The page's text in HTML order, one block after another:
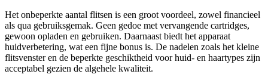
Het onbeperkte aantal flitsen is een groot voordeel, zowel financieel
als qua gebruiksgemak. Geen gedoe met vervangende cartridges,
gewoon opladen en gebruiken. Daarnaast biedt het apparaat
huidverbetering, wat een fijne bonus is. De nadelen zoals het kleine
flitsvenster en de beperkte geschiktheid voor huid- en haartypes zijn
acceptabel gezien de algehele kwaliteit.